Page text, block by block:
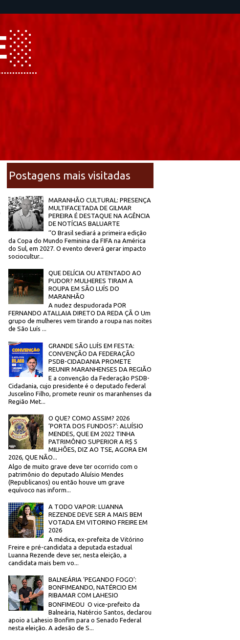
Postagens mais visitadas
MARANHÃO CULTURAL: PRESENÇA
MULTIFACETADA DE GILMAR
PEREIRA É DESTAQUE NA AGÊNCIA
DE NOTÍCIAS BALUARTE
‘’O Brasil sediará a primeira edição
da Copa do Mundo Feminina da FIFA na América
do Sul, em 2027. O evento deverá gerar impacto
sociocultur...
QUE DELÍCIA OU ATENTADO AO
PUDOR? MULHERES TIRAM A
ROUPA EM SÃO LUÍS DO
MARANHÃO
A nudez despudorada POR
FERNANDO ATALLAIA DIRETO DA REDA ÇÃ O Um
grupo de mulheres vem tirando a roupa nas noites
de São Luís ...
GRANDE SÃO LUÍS EM FESTA:
CONVENÇÃO DA FEDERAÇÃO
PSDB-CIDADANIA PROMETE
REUNIR MARANHENSES DA REGIÃO
E a convenção da Federação PSDB-
Cidadania, cujo presidente é o deputado federal
Juscelino Filho, promete reunir os maranhenses da
Região Met...
O QUE? COMO ASSIM? 2026
‘PORTA DOS FUNDOS?’: ALUÍSIO
MENDES, QUE EM 2022 TINHA
PATRIMÔNIO SUPERIOR A R$ 5
MILHÕES, DIZ AO TSE, AGORA EM
2026, QUE NÃO...
Algo de muito grave deve ter ocorrido com o
patrimônio do deputado Aluísio Mendes
(Republicanos) ou então houve um grave
equívoco nas inform...
A TODO VAPOR: LUANNA
REZENDE DEVE SER A MAIS BEM
VOTADA EM VITORINO FREIRE EM
2026
A médica, ex-prefeita de Vitórino
Freire e pré-candidata a deputada estadual
Luanna Rezende deve ser, nesta eleição, a
candidata mais bem vo...
BALNEÁRIA ‘PEGANDO FOGO’:
BONFIMEANDO, NATÉRCIO EM
RIBAMAR COM LAHESIO
BONFIMEOU O vice-prefeito da
Balneária, Natércio Santos, declarou
apoio a Lahesio Bonfim para o Senado Federal
nesta eleição. A adesão de S...